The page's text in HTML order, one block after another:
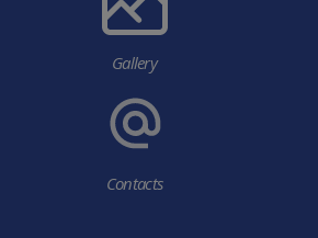
Gallery
Contacts